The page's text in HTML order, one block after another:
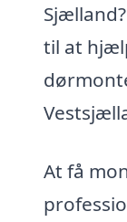
til at
At få